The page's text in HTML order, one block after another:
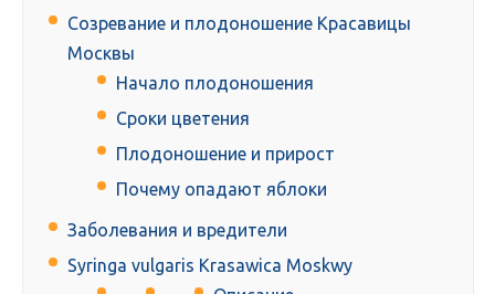
Созревание и плодоношение Красавицы
Москвы
Начало плодоношения
Сроки цветения
Плодоношение и прирост
Почему опадают яблоки
Заболевания и вредители
Syringa vulgaris Krasawica Moskwy